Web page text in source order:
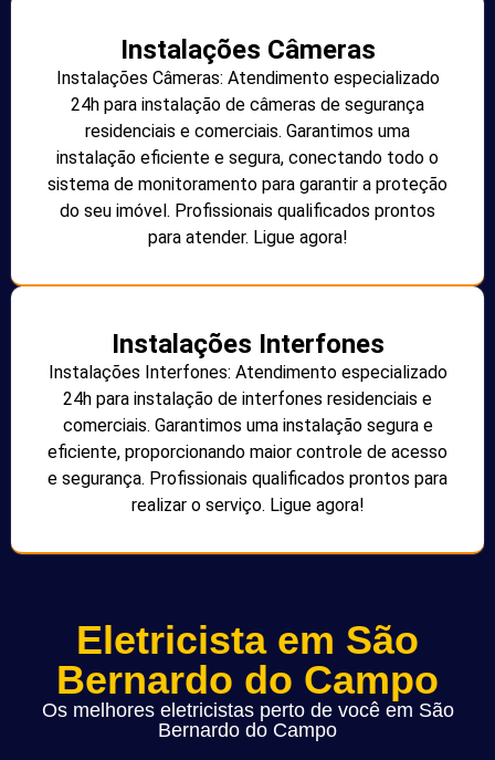
Instalações Câmeras
Instalações Câmeras: Atendimento especializado
24h para instalação de câmeras de segurança
residenciais e comerciais. Garantimos uma
instalação eficiente e segura, conectando todo o
sistema de monitoramento para garantir a proteção
do seu imóvel. Profissionais qualificados prontos
para atender. Ligue agora!
Instalações Interfones
Instalações Interfones: Atendimento especializado
24h para instalação de interfones residenciais e
comerciais. Garantimos uma instalação segura e
eficiente, proporcionando maior controle de acesso
e segurança. Profissionais qualificados prontos para
realizar o serviço. Ligue agora!
Eletricista em São
Bernardo do Campo
Os melhores eletricistas perto de você em São
Bernardo do Campo